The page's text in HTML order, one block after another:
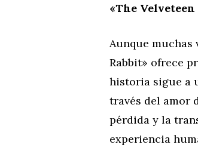
«The
Aunque
Rabbit» ofrece
historia sigue a
través del amor
pérdida y la
experiencia